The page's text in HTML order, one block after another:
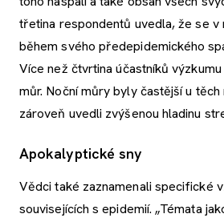
třetina respondentů uvedla, že se v
během svého předepidemického
Více než čtvrtina účastníků
můr. Noční můry byly častější u
zároveň uvedli zvýšenou hladinu
Apokalyptické sny
Vědci také zaznamenali specifické
souvisejících s epidemií. „Témata